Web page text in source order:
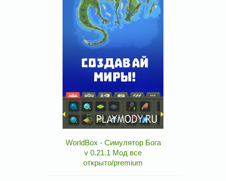
WorldBox - Симулятор Бога
v 0.21.1 Мод все
открыто/premium